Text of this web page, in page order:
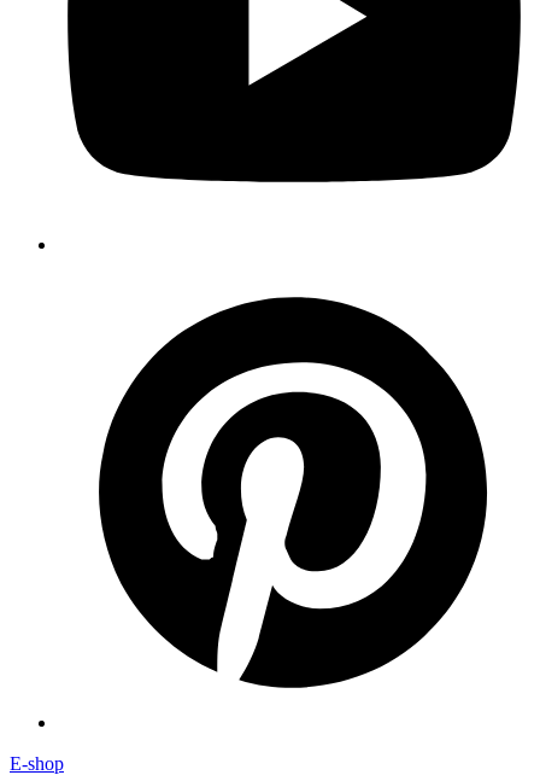
E-shop